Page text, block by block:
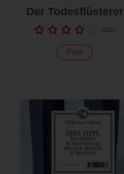
Der Todesflüsterer
(202)
Print